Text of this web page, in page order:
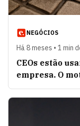
NEGÓCIOS
Há 8 meses • 1 min
CEOs estão
empresa. O